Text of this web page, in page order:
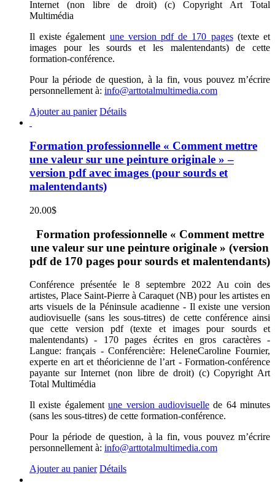
Internet (non libre de droit) (c) Copyright Art Total
Multimédia
Il existe également une version pdf de 170 pages(texte et
images pour les sourds et les malentendants) de cette
formation-conférence.
Pour la période de question, à la fin, vous pouvez m’écrire
personnellement à: info@arttotalmultimedia.com
Ajouter au panier Détails
Formation professionnelle « Comment mettre
une valeur sur une peinture originale » –
version pdf avec images (pour sourds et
malentendants)
20.00$
Formation professionnelle « Comment mettre
une valeur sur une peinture originale » (version
pdf de 170 pages pour sourds et malentendants)
Conférence présentée le 8 septembre 2022 Au coin des
artistes, Place Saint-Pierre à Caraquet (NB) pour les artistes en
arts visuels de la Péninsule acadienne - Il existe une version
audiovisuelle (sans les sous-titres) de cette conférence ainsi
que cette version pdf (texte et images pour sourds et
malentendants) - 170 pages écrites en gros caractères -
Langue: français - Conférencière: HeleneCaroline Fournier,
experte en art et théoricienne de l’art - Formation-conférence
payante sur Internet (non libre de droit) (c) Copyright Art
Total Multimédia
Il existe égalementune version audiovisuellede 64 minutes
(sans les sous-titres) de cette formation-conférence.
Pour la période de question, à la fin, vous pouvez m’écrire
personnellement à: info@arttotalmultimedia.com
Ajouter au panier Détails